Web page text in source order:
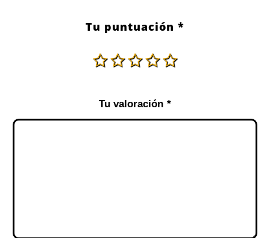
Tu puntuación *
Tu valoración *